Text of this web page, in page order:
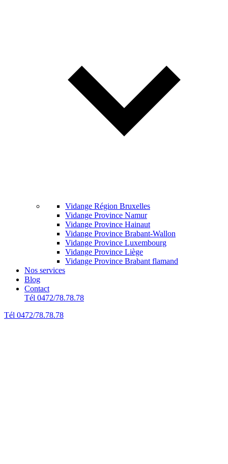
Vidange Région Bruxelles
Vidange Province Namur
Vidange Province Hainaut
Vidange Province Brabant-Wallon
Vidange Province Luxembourg
Vidange Province Liège
Vidange Province Brabant flamand
Nos services
Blog
Contact
Tél 0472/78.78.78
Tél 0472/78.78.78